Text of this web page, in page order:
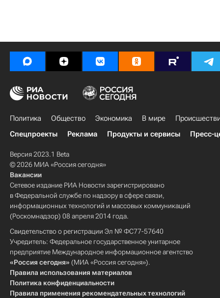
Политика Общество Экономика В мире
Спецпроекты
Реклама Продукты и сервисы Пресс-
Версия 2023.1 Beta
© 2026 МИА «Россия сегодня»
Вакансии
Сетевое издание РИА Новости зарегистрировано
в Федеральной службе по надзору в сфере связи,
информационных технологий и массовых коммуникаций
(Роскомнадзор) 08 апреля 2014 года.
Свидетельство о регистрации Эл № ФС77-57640
Учредитель: Федеральное государственное унитарное
предприятие Международное информационное агентство
«Россия сегодня» (МИА «Россия сегодня»).
Правила использования материалов
Политика конфиденциальности
Правила применения рекомендательных технологий